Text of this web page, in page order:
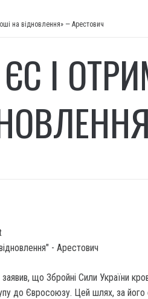
на відновлення» — Арестович
І
що Збройні Сили України
до Євросоюзу. Цей шлях, за його